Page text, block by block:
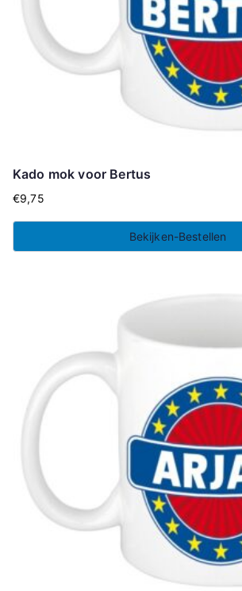
Kado mok voor Bertus
€9,75
Bekijken-Bestellen